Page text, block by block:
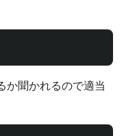
か聞かれるので適当